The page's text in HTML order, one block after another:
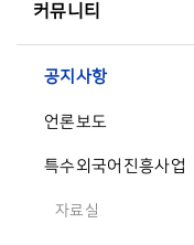
커뮤니티
공지사항
언론보도
특수외국어진흥사업
자료실